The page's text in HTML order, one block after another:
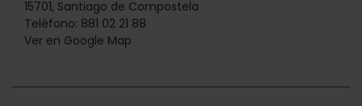
15701, Santiago de Compostela
Teléfono: 881 02 21 88
Ver en Google Map